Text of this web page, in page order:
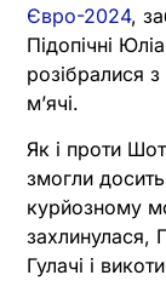
Євро-2024,
Підопічні
розібралися
мʼячі.
Як і проти
змогли
курйозному
захлинулася,
Гулачі і